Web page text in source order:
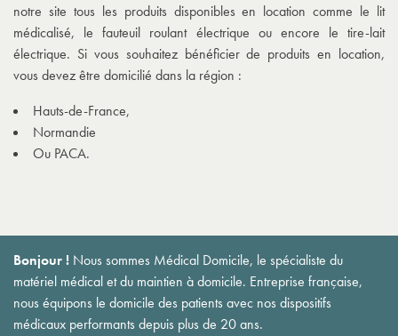
notre site tous les produits disponibles en location comme le lit
médicalisé, le fauteuil roulant électrique ou encore le tire-lait
électrique. Si vous souhaitez bénéficier de produits en location,
vous devez être domicilié dans la région :
Hauts-de-France,
Normandie
Ou PACA.
Bonjour ! Nous sommes Médical Domicile, le spécialiste du
matériel médical et du maintien à domicile. Entreprise française,
nous équipons le domicile des patients avec nos dispositifs
médicaux performants depuis plus de 20 ans.